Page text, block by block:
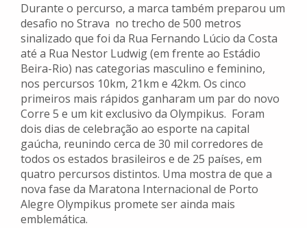
Durante o percurso, a marca também preparou um
desafio no Strava no trecho de 500 metros
sinalizado que foi da Rua Fernando Lúcio da Costa
até a Rua Nestor Ludwig (em frente ao Estádio
Beira-Rio) nas categorias masculino e feminino,
nos percursos 10km, 21km e 42km. Os cinco
primeiros mais rápidos ganharam um par do novo
Corre 5 e um kit exclusivo da Olympikus. Foram
dois dias de celebração ao esporte na capital
gaúcha, reunindo cerca de 30 mil corredores de
todos os estados brasileiros e de 25 países, em
quatro percursos distintos. Uma mostra de que a
nova fase da Maratona Internacional de Porto
Alegre Olympikus promete ser ainda mais
emblemática.